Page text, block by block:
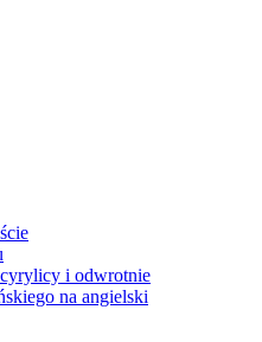
cyrylicy i odwrotnie
na angielski